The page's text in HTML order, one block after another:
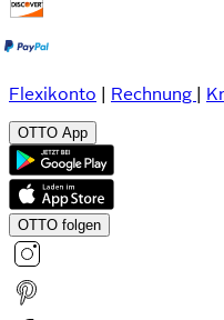
Flexikonto Rechnung
OTTO App
OTTO folgen